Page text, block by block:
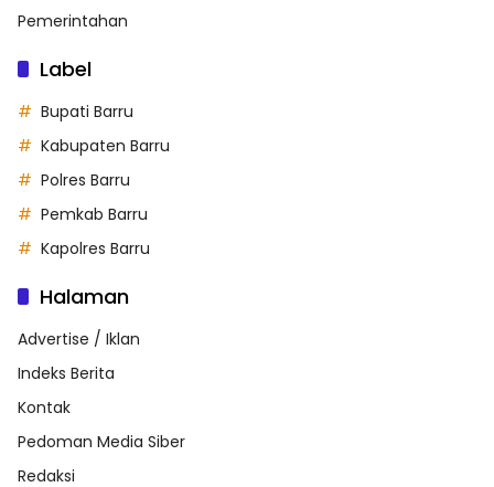
Pemerintahan
Label
Bupati Barru
Kabupaten Barru
Polres Barru
Pemkab Barru
Kapolres Barru
Halaman
Advertise / Iklan
Indeks Berita
Kontak
Pedoman Media Siber
Redaksi